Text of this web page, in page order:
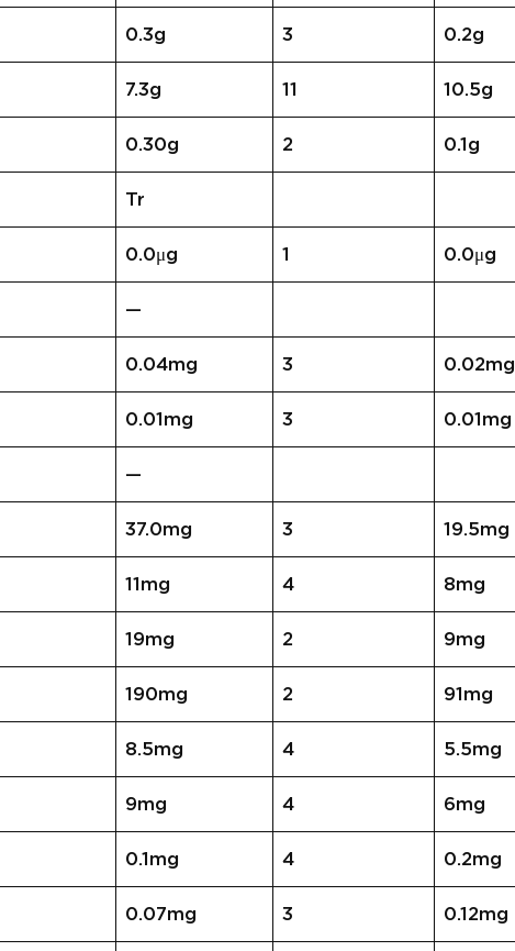
0.3g 3 0.2g
7.3g 11 10.5g
0.30g 2 0.1g
Tr
0.0μg 1 0.0μg
—
0.04mg 3 0.02mg
0.01mg 3 0.01mg
—
37.0mg 3 19.5mg
11mg 4 8mg
19mg 2 9mg
190mg 2 91mg
8.5mg 4 5.5mg
9mg 4 6mg
0.1mg 4 0.2mg
0.07mg 3 0.12mg